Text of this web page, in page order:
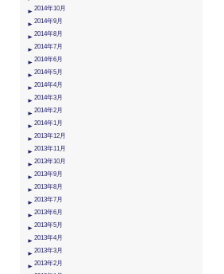
2014年10月
2014年9月
2014年8月
2014年7月
2014年6月
2014年5月
2014年4月
2014年3月
2014年2月
2014年1月
2013年12月
2013年11月
2013年10月
2013年9月
2013年8月
2013年7月
2013年6月
2013年5月
2013年4月
2013年3月
2013年2月